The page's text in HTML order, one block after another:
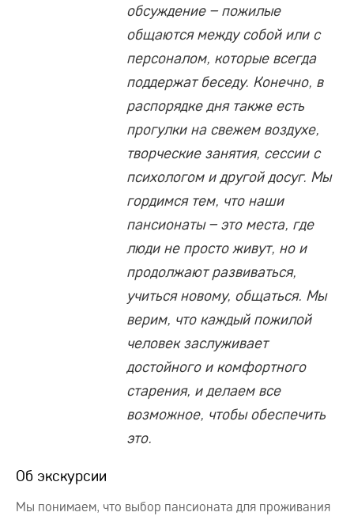
обсуждение – пожилые
общаются между собой или с
персоналом, которые всегда
поддержат беседу. Конечно, в
распорядке дня также есть
прогулки на свежем воздухе,
творческие занятия, сессии с
психологом и другой досуг. Мы
гордимся тем, что наши
пансионаты – это места, где
люди не просто живут, но и
продолжают развиваться,
учиться новому, общаться. Мы
верим, что каждый пожилой
человек заслуживает
достойного и комфортного
старения, и делаем все
возможное, чтобы обеспечить
это.
Об экскурсии
Мы понимаем, что выбор пансионата для проживания